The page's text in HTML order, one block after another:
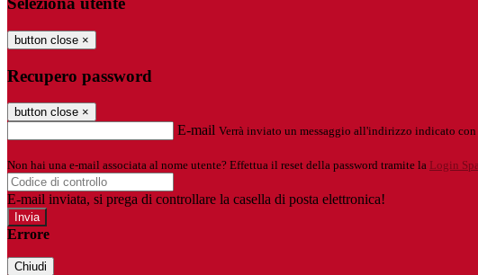
button close ×
Recupero password
button close ×
E-mail Verrà inviato un messaggio all'indirizzo indicato
Non hai una e-mail associata al nome utente? Effettua il reset della password tramite la Login
E-mail inviata, si prega di controllare la casella di posta elettronica!
Errore
Chiudi